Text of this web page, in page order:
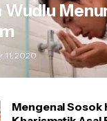
Wudlu
11, 2020
Mengenal Sosok